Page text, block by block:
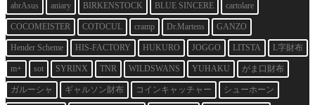
abrAsus aniary BIRKENSTOCK BLUE SINCERE cartolare
COCOMEISTER COTOCUL cramp Dr.Martens GANZO
Hender Scheme HIS-FACTORY HUKURO JOGGO LITSTA L字財布
m+ sot SYRINX TNR WILDSWANS YUHAKU がま口財布
ガルーシャ ギャルソン財布 コインキャッチャー シューホーン